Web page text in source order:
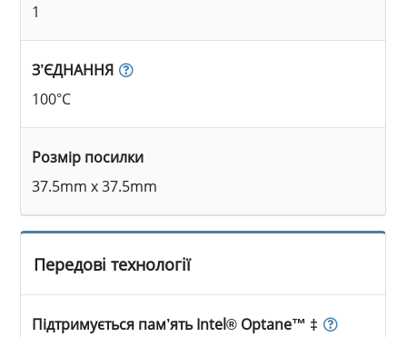
1
З’ЄДНАННЯ
100°C
Розмір посилки
37.5mm x 37.5mm
Передові технології
Підтримується пам’ять Intel® Optane™ ‡